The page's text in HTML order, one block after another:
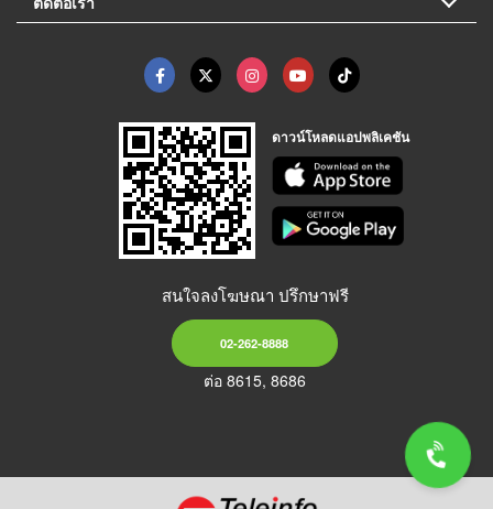
ดาวน์โหลดแอปพลิเคชัน
สนใจลงโฆษณา ปรึกษาฟรี
02-262-8888
ต่อ 8615, 8686